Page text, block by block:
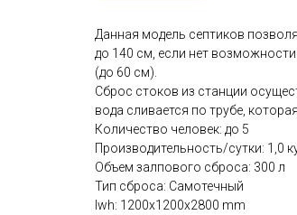
Данная модель септиков
до 140 см, если нет
(до 60 см).
Сброс стоков из станции
вода сливается по трубе,
Количество человек: до 5
Производительность/сутки: 1,0
Объем залпового сброса: 300 л
Тип сброса: Самотечный
lwh: 1200x1200x2800 mm